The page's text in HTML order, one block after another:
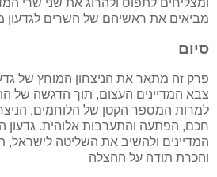
ומצליחים לתפוס ולהרוג את שני שרי
מביאים את ראשיהם של השרים לגדעון
סיום
צבא המדיינים העצום, תוך הדגשה של
למרות המספר הקטן של הלוחמים,
חכם, הפתעה והתערבות אלוהית. גדעון
המדיינים ולהשיב את השליטה לישראל,
והכרת תודה על ההצלה